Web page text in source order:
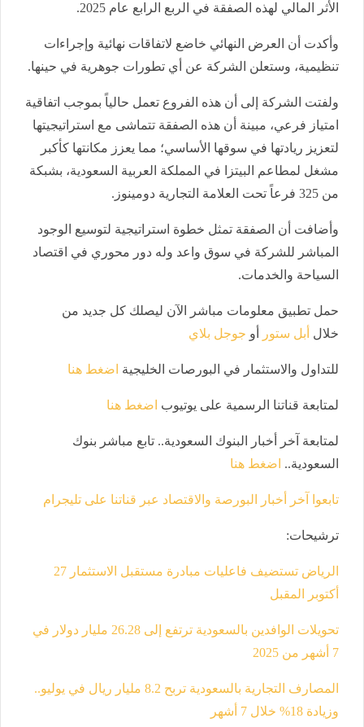
الأثر المالي لهذه الصفقة في الربع الرابع عام 2025
.
وأكدت أن العرض النهائي خاضع لاتفاقات نهائية وإجراءات
تنظيمية، وستعلن الشركة عن أي تطورات جوهرية في حينها.
ولفتت الشركة إلى أن هذه الفروع تعمل حالياً بموجب اتفاقية
امتياز فرعي، مبينة أن هذه الصفقة تتماشى مع استراتيجيتها
لتعزيز ريادتها في سوقها الأساسي؛ مما يعزز مكانتها كأكبر
مشغل لمطاعم البيتزا في المملكة العربية السعودية، بشبكة
من 325 فرعاً تحت العلامة التجارية دومينوز
.
وأضافت أن الصفقة تمثل خطوة استراتيجية لتوسيع الوجود
المباشر للشركة في سوق واعد وله دور محوري في اقتصاد
السياحة والخدمات.
حمل تطبيق معلومات مباشر الآن ليصلك كل جديد من
خلال أبل ستور أو جوجل بلاي
للتداول والاستثمار في البورصات الخليجية اضغط هنا
لمتابعة قناتنا الرسمية على يوتيوب اضغط هنا
لمتابعة آخر أخبار البنوك السعودية.. تابع مباشر بنوك
السعودية.. اضغط هنا
تابعوا آخر أخبار البورصة والاقتصاد عبر قناتنا على تليجرام
ترشيحات:
الرياض تستضيف فاعليات مبادرة مستقبل الاستثمار 27
أكتوبر المقبل
تحويلات الوافدين بالسعودية ترتفع إلى 26.28 مليار دولار في
7 أشهر من 2025
المصارف التجارية بالسعودية تربح 8.2 مليار ريال في يوليو..
وزيادة 18% خلال 7 أشهر